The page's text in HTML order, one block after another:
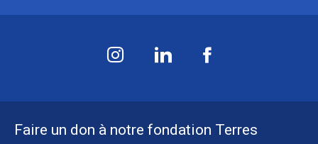
Faire un don à notre fondation Terres